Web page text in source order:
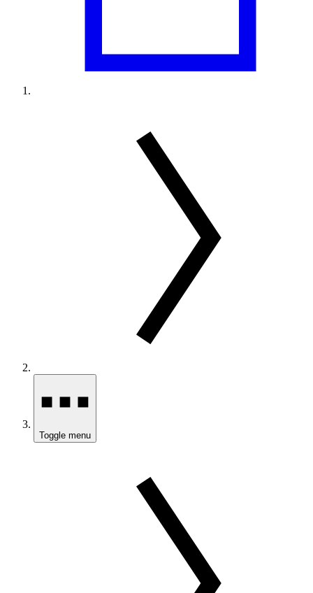
Toggle menu